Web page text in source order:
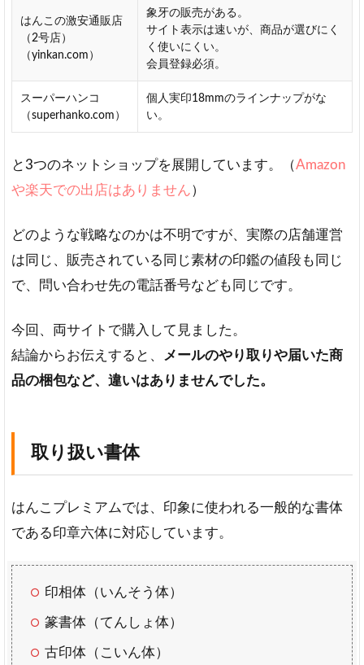
3
レ
ム
口
ミ
4
琥
引
ャ
ン
が
5
はん
レミ
を利
用し
の感
はんこの激安通販店
（2号店）
（yinkan.com）
象牙の販売がある。
サイト表示は速いが、商品が選びにく
く使いにくい。
会員登録必須。
スーパーハンコ
（superhanko.com）
個人実印18mmのラインナップがな
い。
と3つのネットショップを展開しています。（Amazon
や楽天での出店はありません）
どのような戦略なのかは不明ですが、実際の店舗運営
は同じ、販売されている同じ素材の印鑑の値段も同じ
で、問い合わせ先の電話番号なども同じです。
今回、両サイトで購入して見ました。
結論からお伝えすると、
メールのやり取りや届いた商
品の梱包など、違いはありませんでした。
取り扱い書体
はんこプレミアムでは、印象に使われる一般的な書体
である印章六体に対応しています。
印相体（いんそう体）
篆書体（てんしょ体）
古印体（こいん体）